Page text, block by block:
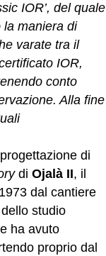
IOR’, del quale
la maniera di
varate tra il
IOR,
conto
Alla fine
di
di Ojalà II, il
dal cantiere
studio
ha avuto
proprio dal